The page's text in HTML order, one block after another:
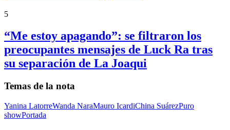
5
“Me estoy apagando”: se filtraron los
preocupantes mensajes de Luck Ra tras
su separación de La Joaqui
Temas de la nota
Yanina LatorreWanda NaraMauro IcardiChina SuárezPuro
showPortada